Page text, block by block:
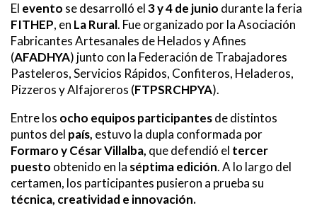
El evento se desarrolló el3 y 4 de junio durante la feria
FITHEP, en La Rural. Fue organizado por la Asociación
Fabricantes Artesanales de Helados y Afines
(AFADHYA) junto con la Federación de Trabajadores
Pasteleros, Servicios Rápidos, Confiteros, Heladeros,
Pizzeros y Alfajoreros (FTPSRCHPYA).
Entre los ocho equipos participantesde distintos
puntos del país, estuvo la dupla conformada por
Formaro y César Villalba, que defendió el tercer
puesto obtenido en la séptima edición. A lo largo del
certamen, los participantes pusieron a prueba su
técnica, creatividad e innovación.